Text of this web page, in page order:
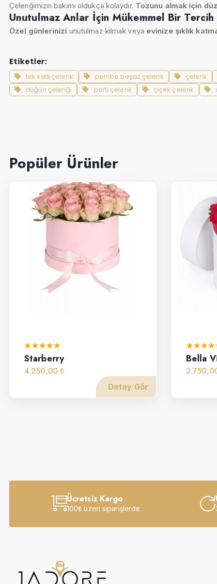
Çelenğimizin bakımı oldukça kolaydır. Tozunu almak için
Unutulmaz Anlar İçin Mükemmel Bir Tercih
Özel günlerinizi unutulmaz kılmak veya evinize şıklık
Etiketler:
tek katlı çelenk pembe beyaz çelenk çelenk
düğün çelenği
parti çelenk çiçek çelenk
Popüler Ürünler
Starberry
4.250,00 ₺
Detay Gör
Bella
Ücretsiz Kargo
100₺ üzeri siparişlerde